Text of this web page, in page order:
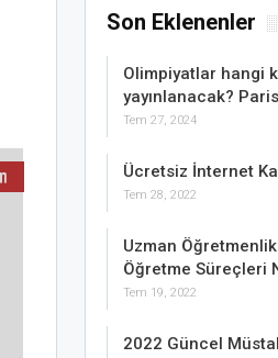
Son Eklenenler
Olimpiyatlar hangi
yayınlanacak?
Tem 27, 2024
Ücretsiz İnternet
Tem 28, 2022
Uzman
Öğretme Süreçleri
Tem 19, 2022
2022 Güncel